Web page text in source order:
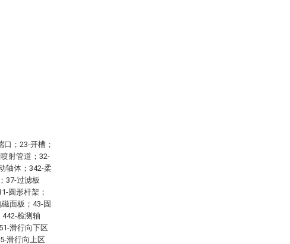
；23-开槽；
射管道；32-
轴体；342-柔
37-过滤板
圆形杆架；
面板；43-固
检测轴
滑行向下区
滑行向上区